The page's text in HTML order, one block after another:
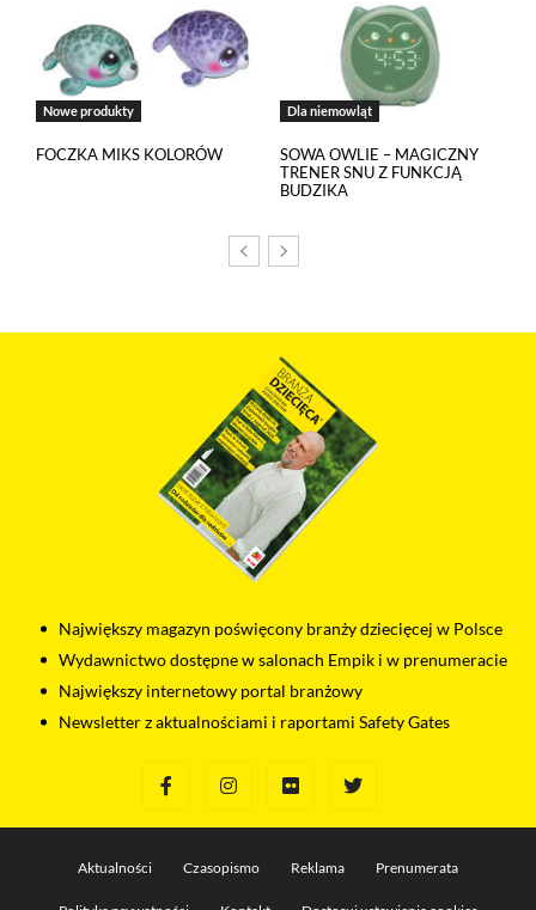
Nowe produkty
FOCZKA MIKS KOLORÓW
Dla niemowląt
SOWA OWLIE – MAGICZNY
TRENER SNU Z FUNKCJĄ
BUDZIKA
Największy magazyn poświęcony branży dziecięcej w Polsce
Wydawnictwo dostępne w salonach Empik i w prenumeracie
Największy internetowy portal branżowy
Newsletter z aktualnościami i raportami Safety Gates
Aktualności Czasopismo Reklama Prenumerata